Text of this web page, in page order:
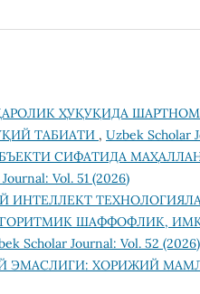
ҲУҚУҚИДА
ТАБИАТИ , Uzbek Scholar
СИФАТИДА
Vol. 51 (2026)
ИНТЕЛЛЕКТ
ШАФФОФЛИК,
Scholar Journal: Vol. 52 (2026)
ЭМАСЛИГИ: ХОРИЖИЙ